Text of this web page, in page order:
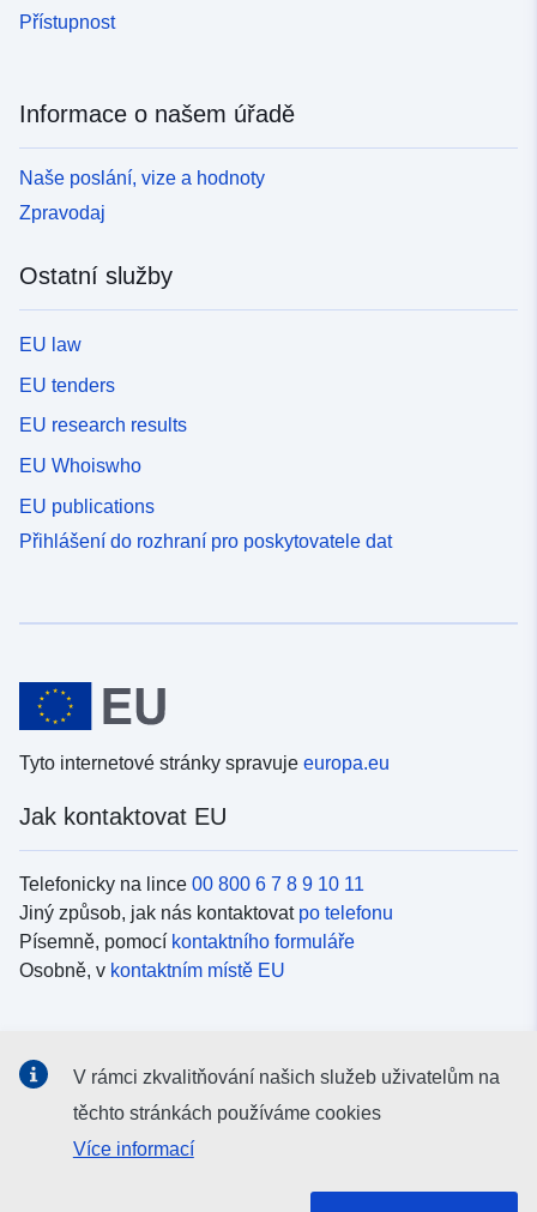
Přístupnost
Informace o našem úřadě
Naše poslání, vize a hodnoty
Zpravodaj
Ostatní služby
EU law
EU tenders
EU research results
EU Whoiswho
EU publications
Přihlášení do rozhraní pro poskytovatele dat
Tyto internetové stránky spravuje europa.eu
Jak kontaktovat EU
Telefonicky na lince 00 800 6 7 8 9 10 11
Jiný způsob, jak nás kontaktovat po telefonu
Písemně, pomocí kontaktního formuláře
Osobně, v kontaktním místě EU
Vyhledávání informačních kanálů EU vsociálních médiích
V rámci zkvalitňování našich služeb uživatelům na
těchto stránkách používáme cookies
Více informací